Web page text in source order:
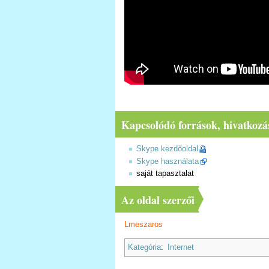
Kapcsolódó források,
Skype kezdőoldal
Skype használata
saját tapasztalat
Az oldal szerzői
Lmeszaros
Kategória: Internet